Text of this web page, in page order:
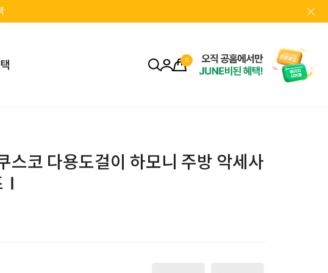
0
스코 다용도걸이 하모니 주방 악세사
Ⅰ